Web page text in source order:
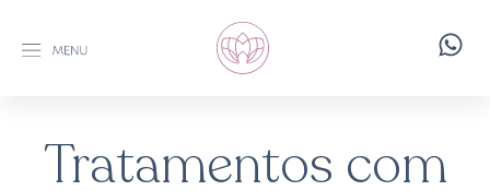
Tratamentos com